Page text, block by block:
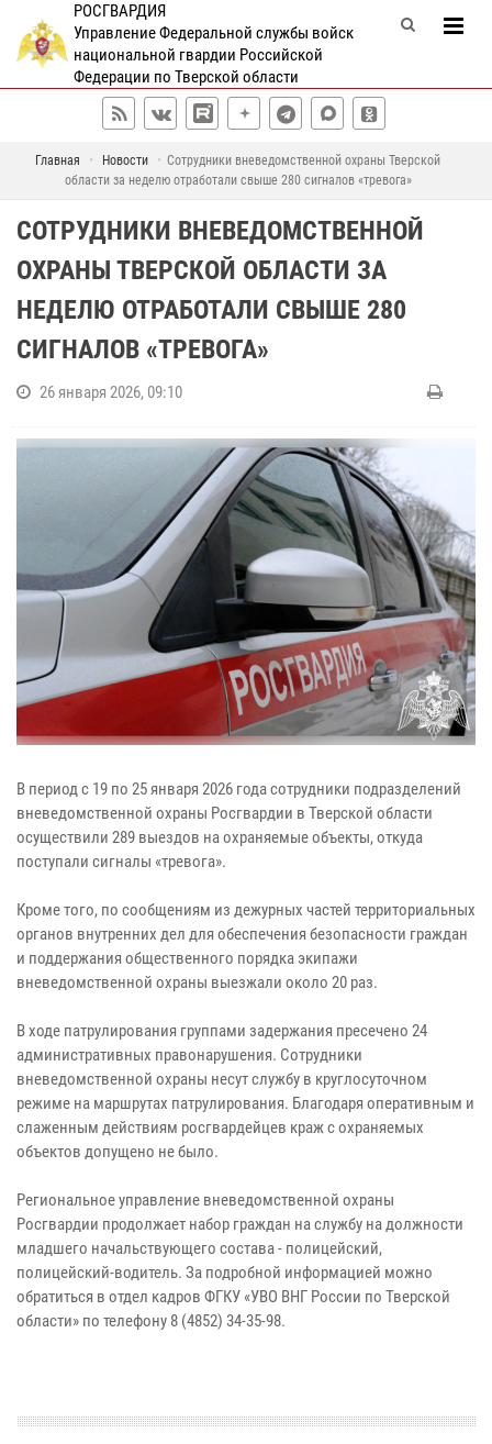
РОСГВАРДИЯ
Управление Федеральной службы войск
национальной гвардии Российской
Федерации по Тверской области
Главная Новости
Сотрудники вневедомственной охраны Тверской
области за неделю отработали свыше 280 сигналов «тревога»
СОТРУДНИКИ ВНЕВЕДОМСТВЕННОЙ
ОХРАНЫ ТВЕРСКОЙ ОБЛАСТИ ЗА
НЕДЕЛЮ ОТРАБОТАЛИ СВЫШЕ 280
СИГНАЛОВ «ТРЕВОГА»
26 января 2026, 09:10
В период с 19 по 25 января 2026 года сотрудники подразделений
вневедомственной охраны Росгвардии в Тверской области
осуществили 289 выездов на охраняемые объекты, откуда
поступали сигналы «тревога».
Кроме того, по сообщениям из дежурных частей территориальных
органов внутренних дел для обеспечения безопасности граждан
и поддержания общественного порядка экипажи
вневедомственной охраны выезжали около 20 раз.
В ходе патрулирования группами задержания пресечено 24
административных правонарушения. Сотрудники
вневедомственной охраны несут службу в круглосуточном
режиме на маршрутах патрулирования. Благодаря оперативным и
слаженным действиям росгвардейцев краж с охраняемых
объектов допущено не было.
Региональное управление вневедомственной охраны
Росгвардии продолжает набор граждан на службу на должности
младшего начальствующего состава - полицейский,
полицейский-водитель. За подробной информацией можно
обратиться в отдел кадров ФГКУ «УВО ВНГ России по Тверской
области» по телефону 8 (4852) 34-35-98.